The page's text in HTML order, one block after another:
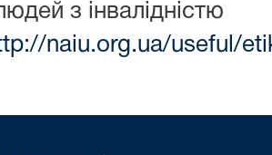
з інвалідністю
naiu.org.ua/useful/